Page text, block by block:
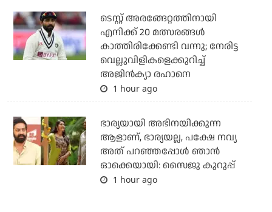
ടെസ്റ്റ് അരങ്ങേറ്റത്തിനായി
എനിക്ക് 20 മത്സരങ്ങള്‍
കാത്തിരിക്കേണ്ടി വന്നു; നേരിട്ട
വെല്ലുവിളികളെക്കുറിച്ച്
അജിന്‍ക്യാ രഹാനെ
1 hour ago
ഭാര്യയായി അഭിനയിക്കുന്ന
ആളാണ്, ഭാര്യയല്ല, പക്ഷേ നവ്യ
അത് പറഞ്ഞപ്പോള്‍ ഞാന്‍
ഓക്കെയായി: സൈജു കുറുപ്പ്
1 hour ago